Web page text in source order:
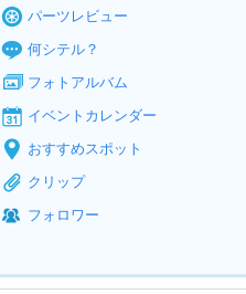
パーツレビュー
何シテル？
フォトアルバム
イベントカレンダー
おすすめスポット
クリップ
フォロワー